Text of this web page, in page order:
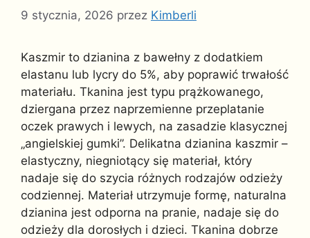
9 stycznia, 2026 przez Kimberli
Kaszmir to dzianina z bawełny z dodatkiem
elastanu lub lycry do 5%, aby poprawić trwałość
materiału. Tkanina jest typu prążkowanego,
dziergana przez naprzemienne przeplatanie
oczek prawych i lewych, na zasadzie klasycznej
„angielskiej gumki”. Delikatna dzianina kaszmir –
elastyczny, niegniotący się materiał, który
nadaje się do szycia różnych rodzajów odzieży
codziennej. Materiał utrzymuje formę, naturalna
dzianina jest odporna na pranie, nadaje się do
odzieży dla dorosłych i dzieci. Tkanina dobrze